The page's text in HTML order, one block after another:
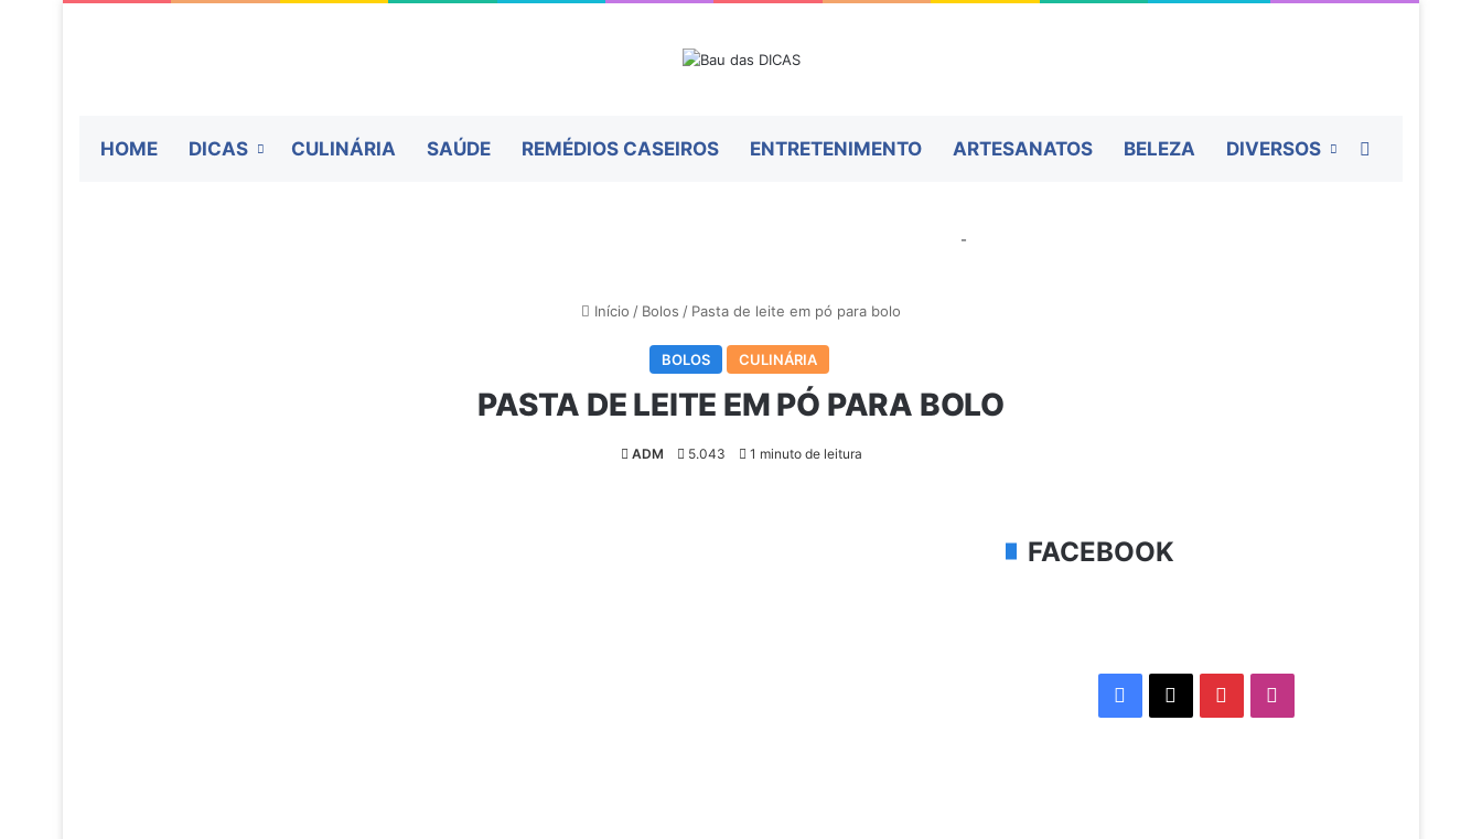
HOME DICAS CULINÁRIA SAÚDE REMÉDIOS CASEIROS ENTRETENIMENTO ARTESANATOS BELEZA DIVERSOS
-
Início / Bolos / Pasta de leite em pó para bolo
BOLOS CULINÁRIA
PASTA DE LEITE EM PÓ PARA BOLO
ADM 5.043 1 minuto de leitura
FACEBOOK
Facebook Pinterest